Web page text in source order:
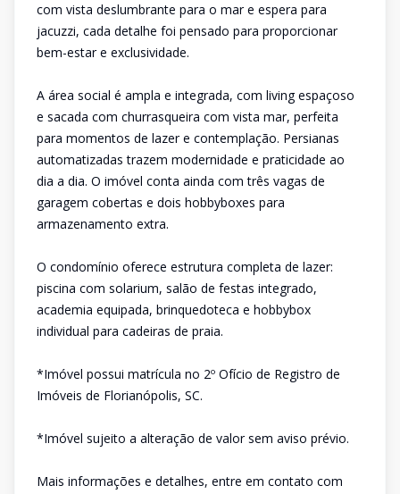
com vista deslumbrante para o mar e espera para
jacuzzi, cada detalhe foi pensado para proporcionar
bem-estar e exclusividade.
A área social é ampla e integrada, com living espaçoso
e sacada com churrasqueira com vista mar, perfeita
para momentos de lazer e contemplação. Persianas
automatizadas trazem modernidade e praticidade ao
dia a dia. O imóvel conta ainda com três vagas de
garagem cobertas e dois hobbyboxes para
armazenamento extra.
O condomínio oferece estrutura completa de lazer:
piscina com solarium, salão de festas integrado,
academia equipada, brinquedoteca e hobbybox
individual para cadeiras de praia.
*Imóvel possui matrícula no 2º Ofício de Registro de
Imóveis de Florianópolis, SC.
*Imóvel sujeito a alteração de valor sem aviso prévio.
Mais informações e detalhes, entre em contato com